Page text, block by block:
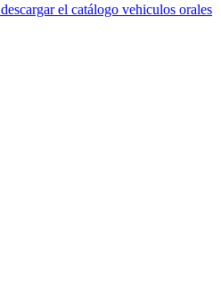
descargar el catálogo vehiculos orales